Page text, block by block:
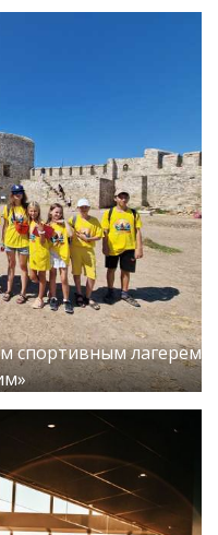
спортивным лагерем